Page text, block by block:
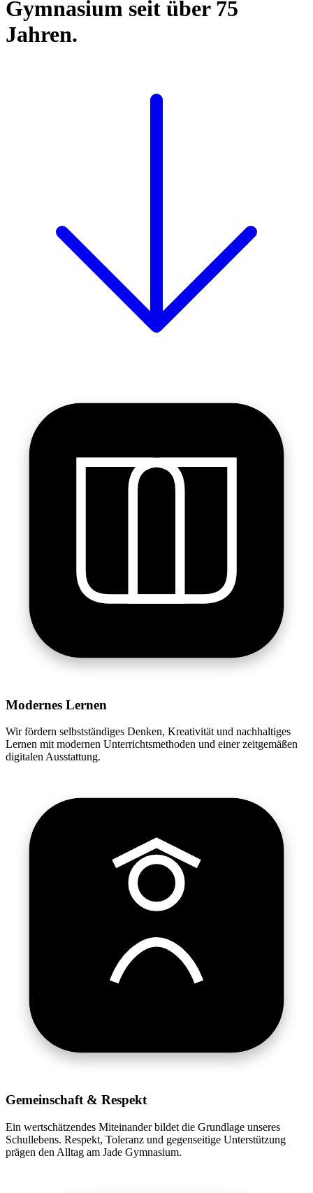
Gymnasium seit über 75
Jahren.
Modernes Lernen
Wir fördern selbstständiges Denken, Kreativität und nachhaltiges
Lernen mit modernen Unterrichtsmethoden und einer zeitgemäßen
digitalen Ausstattung.
Gemeinschaft & Respekt
Ein wertschätzendes Miteinander bildet die Grundlage unseres
Schullebens. Respekt, Toleranz und gegenseitige Unterstützung
prägen den Alltag am Jade Gymnasium.